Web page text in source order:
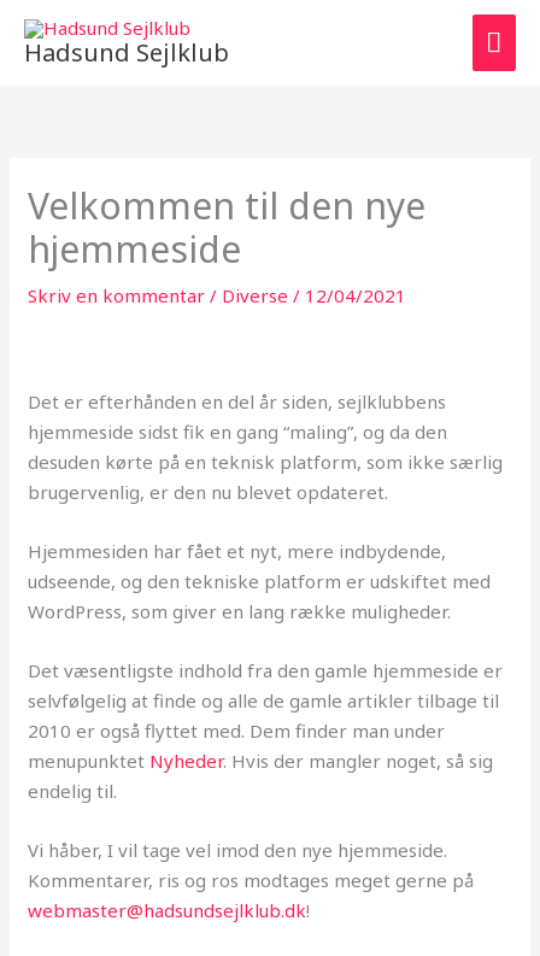
Hadsund Sejlklub
Velkommen til den nye
hjemmeside
Skriv en kommentar / Diverse / 12/04/2021
Det er efterhånden en del år siden, sejlklubbens
hjemmeside sidst fik en gang “maling”, og da den
desuden kørte på en teknisk platform, som ikke særlig
brugervenlig, er den nu blevet opdateret.
Hjemmesiden har fået et nyt, mere indbydende,
udseende, og den tekniske platform er udskiftet med
WordPress, som giver en lang række muligheder.
Det væsentligste indhold fra den gamle hjemmeside er
selvfølgelig at finde og alle de gamle artikler tilbage til
2010 er også flyttet med. Dem finder man under
menupunktet Nyheder. Hvis der mangler noget, så sig
endelig til.
Vi håber, I vil tage vel imod den nye hjemmeside.
Kommentarer, ris og ros modtages meget gerne på
webmaster@hadsundsejlklub.dk!